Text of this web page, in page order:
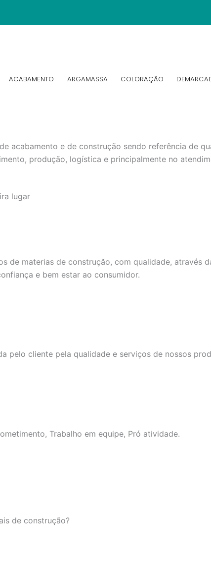
ACABAMENTO ARGAMASSA COLORAÇÃO
acabamento e de construção sendo referência de
produção, logística e principalmente no
lugar
de materias de construção, com qualidade,
e bem estar ao consumidor.
pelo cliente pela qualidade e serviços de nossos
Trabalho em equipe, Pró atividade.
de construção?